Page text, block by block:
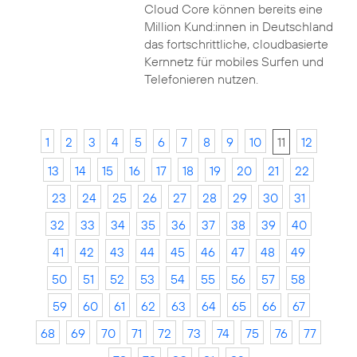
Cloud Core können bereits eine
Million Kund:innen in Deutschland
das fortschrittliche, cloudbasierte
Kernnetz für mobiles Surfen und
Telefonieren nutzen.
1 2 3 4 5 6 7 8 9 10 11
12
13
14 15 16 17 18 19 20 21
22
23
24 25 26 27 28 29 30
31
32
33 34 35 36 37 38 39
40
41
42 43 44 45 46 47 48
49
50
51 52 53 54 55 56 57
58
59
60 61 62 63 64 65 66
67
68
69 70 71 72 73 74 75 76
77